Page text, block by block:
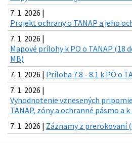
7. 1. 2026 |
Projekt ochrany o TANAP a jeho
7. 1. 2026 |
Mapové prílohy k PO o TANAP (18
MB)
7. 1. 2026 | Príloha 7.8 - 8.1 k PO o
7. 1. 2026 |
Vyhodnotenie vznesených
TANAP, zóny a ochranné pásmo a
7. 1. 2026 | Záznamy z prerokovaní